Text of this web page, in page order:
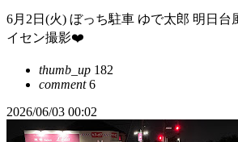
6月2日(火) ぼっち駐車 ゆで太郎 明日台
イセン撮影❤️
thumb_up 182
comment6
2026/06/03 00:02